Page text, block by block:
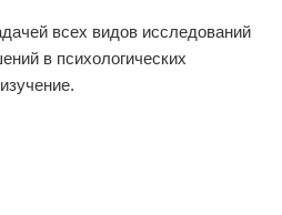
всех видов исследований
в психологических